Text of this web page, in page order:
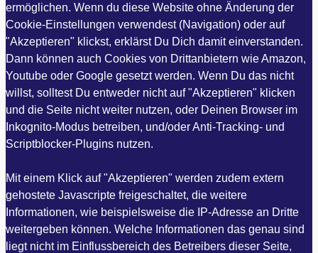
ermöglichen. Wenn du diese Website ohne Änderung der
Cookie-Einstellungen verwendest (Navigation) oder auf
"Akzeptieren" klickst, erklärst Du Dich damit einverstanden.
Dann können auch Cookies von Drittanbietern wie Amazon,
Youtube oder Google gesetzt werden. Wenn Du das nicht
willst, solltest Du entweder nicht auf "Akzeptieren" klicken
und die Seite nicht weiter nutzen, oder Deinen Browser im
Inkognito-Modus betreiben, und/oder Anti-Tracking- und
Scriptblocker-Plugins nutzen.
Mit einem Klick auf "Akzeptieren" werden zudem extern
gehostete Javascripte freigeschaltet, die weitere
Informationen, wie beispielsweise die IP-Adresse an Dritte
weitergeben können. Welche Informationen das genau sind
liegt nicht im Einflussbereich des Betreibers dieser Seite,